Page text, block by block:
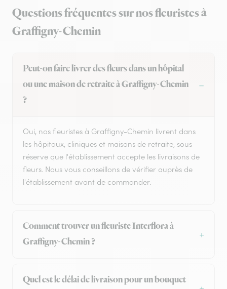
Questions fréquentes sur nos fleuristes à
Graffigny-Chemin
Peut-on faire livrer des fleurs dans un hôpital
ou une maison de retraite à Graffigny-Chemin
?
Oui, nos fleuristes à Graffigny-Chemin livrent dans
les hôpitaux, cliniques et maisons de retraite, sous
réserve que l'établissement accepte les livraisons de
fleurs. Nous vous conseillons de vérifier auprès de
l'établissement avant de commander.
Comment trouver un fleuriste Interflora à
Graffigny-Chemin ?
Quel est le délai de livraison pour un bouquet